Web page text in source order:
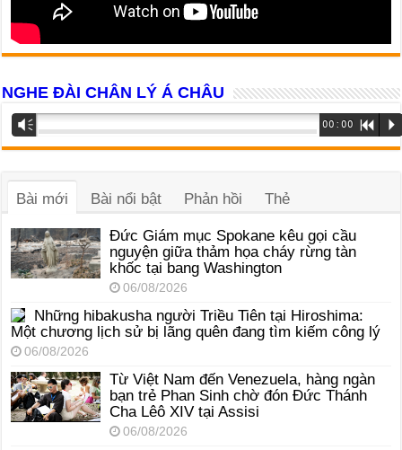
NGHE ĐÀI CHÂN LÝ Á CHÂU
Trình
phát
âm
Vm 00:00 R P
Bài mới Bài nổi bật Phản hồi Thẻ
Đức Giám mục Spokane kêu gọi cầu
nguyện giữa thảm họa cháy rừng tàn
khốc tại bang Washington
06/08/2026
Những hibakusha người Triều Tiên tại Hiroshima:
Một chương lịch sử bị lãng quên đang tìm kiếm công lý
06/08/2026
Từ Việt Nam đến Venezuela, hàng ngàn
bạn trẻ Phan Sinh chờ đón Đức Thánh
Cha Lêô XIV tại Assisi
06/08/2026